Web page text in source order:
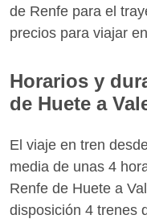
de Renfe para el
precios para viajar
Horarios y
de Huete a
El viaje en tren
media de unas 4
Renfe de Huete a
disposición 4 trenes